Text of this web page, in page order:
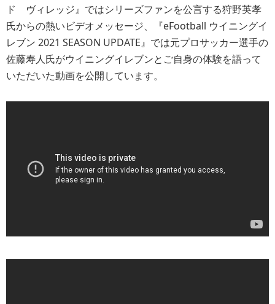
ド ヴィレッジ』ではシリーズファンを公言する狩野英孝
氏からの熱いビデオメッセージ、『eFootball ウイニングイ
レブン 2021 SEASON UPDATE』では元プロサッカー選手の
佐藤寿人氏がウイニングイレブンとご自身の体験を語って
いただいた動画を公開しています。